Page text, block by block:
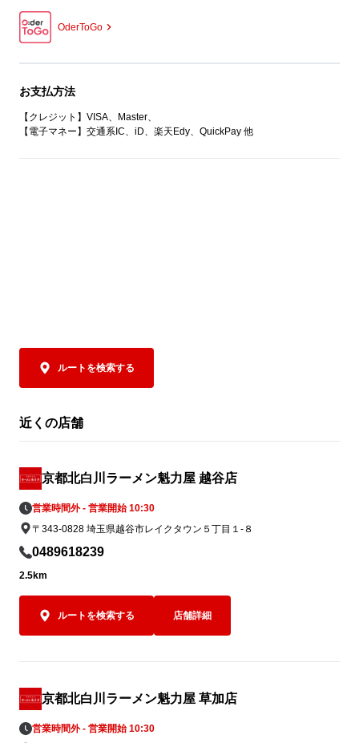
OderToGo
お支払方法
【クレジット】VISA、Master、
【電子マネー】交通系IC、iD、楽天Edy、QuickPay 他
ルートを検索する
近くの店舗
京都北白川ラーメン魁力屋 越谷店
営業時間外 - 営業開始 10:30
〒343-0828 埼玉県越谷市レイクタウン５丁目１-８
0489618239
2.5km
ルートを検索する 店舗詳細
京都北白川ラーメン魁力屋 草加店
営業時間外 - 営業開始 10:30